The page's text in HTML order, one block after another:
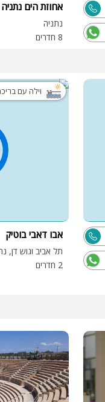
אחוזת הים נתניה
נתניה
8 חדרים
וילה עם
אבו דאבי בוטיק
תל אביב וגוש דן,
2 חדרים